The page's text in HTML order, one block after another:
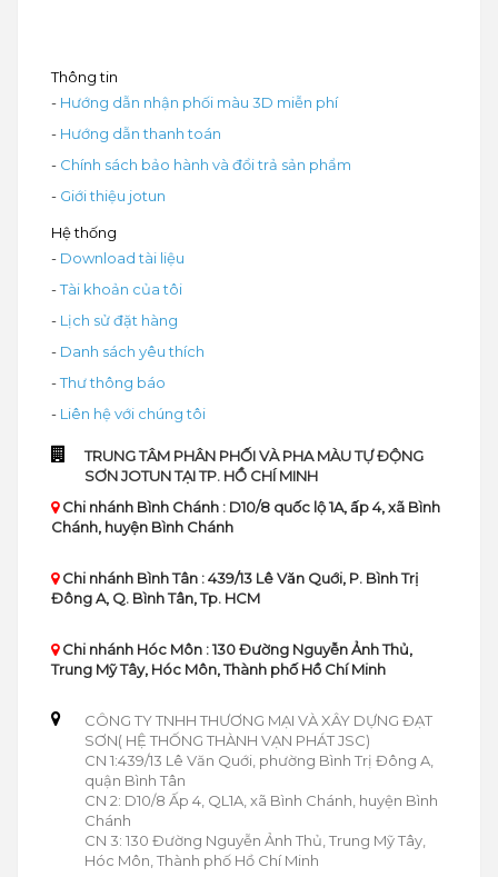
Thông tin
- Hướng dẫn nhận phối màu 3D miễn phí
- Hướng dẫn thanh toán
- Chính sách bảo hành và đổi trả sản phẩm
- Giới thiệu jotun
Hệ thống
- Download tài liệu
-Tài khoản của tôi
- Lịch sử đặt hàng
- Danh sách yêu thích
-Thư thông báo
- Liên hệ với chúng tôi
TRUNG TÂM PHÂN PHỐI VÀ PHA MÀU TỰ ĐỘNG
SƠN JOTUN TẠI TP. HỒ CHÍ MINH
Chi nhánh Bình Chánh : D10/8 quốc lộ 1A, ấp 4, xã Bình
Chánh, huyện Bình Chánh
Chi nhánh Bình Tân : 439/13 Lê Văn Quới, P. Bình Trị
Đông A, Q. Bình Tân, Tp. HCM
Chi nhánh Hóc Môn : 130 Đường Nguyễn Ảnh Thủ,
Trung Mỹ Tây, Hóc Môn, Thành phố Hồ Chí Minh
CÔNG TY TNHH THƯƠNG MẠI VÀ XÂY DỰNG ĐẠT
SƠN( HỆ THỐNG THÀNH VẠN PHÁT JSC)
CN 1:439/13 Lê Văn Quới, phường Bình Trị Đông A,
quận Bình Tân
CN 2: D10/8 Ấp 4, QL1A, xã Bình Chánh, huyện Bình
Chánh
CN 3: 130 Đường Nguyễn Ảnh Thủ, Trung Mỹ Tây,
Hóc Môn, Thành phố Hồ Chí Minh